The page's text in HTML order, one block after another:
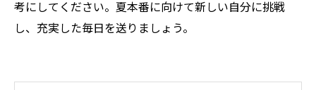
考にしてください。夏本番に向けて新しい自分に挑戦
し、充実した毎日を送りましょう。